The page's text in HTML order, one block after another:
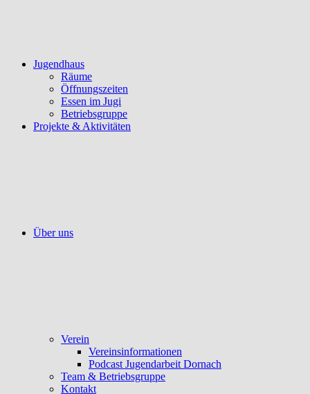
Jugendhaus
Räume
Öffnungszeiten
Essen im Jugi
Betriebsgruppe
Projekte & Aktivitäten
Über uns
Verein
Vereinsinformationen
Podcast Jugendarbeit Dornach
Team & Betriebsgruppe
Kontakt